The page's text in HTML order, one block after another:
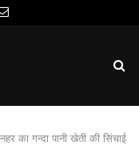
का गन्दा पानी खेती की सिंचाई